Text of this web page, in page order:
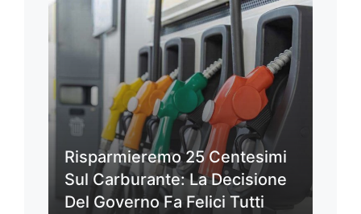
Risparmieremo 25 Centesimi
Sul Carburante: La Decisione
Del Governo Fa Felici Tutti